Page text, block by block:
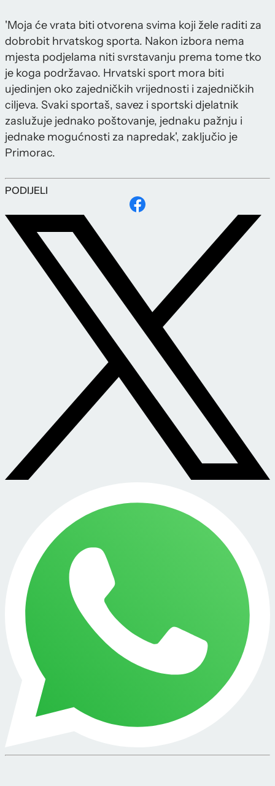
'Moja će vrata biti otvorena svima koji žele raditi za
dobrobit hrvatskog sporta. Nakon izbora nema
mjesta podjelama niti svrstavanju prema tome tko
je koga podržavao. Hrvatski sport mora biti
ujedinjen oko zajedničkih vrijednosti i zajedničkih
ciljeva. Svaki sportaš, savez i sportski djelatnik
zaslužuje jednako poštovanje, jednaku pažnju i
jednake mogućnosti za napredak', zaključio je
Primorac.
PODIJELI